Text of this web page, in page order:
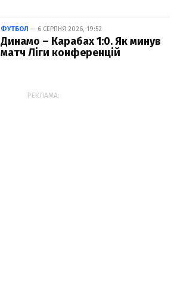
ФУТБОЛ — 6 СЕРПНЯ 2026, 19:52
Динамо – Карабах 1:0. Як минув
матч Ліги конференцій
РЕКЛАМА: